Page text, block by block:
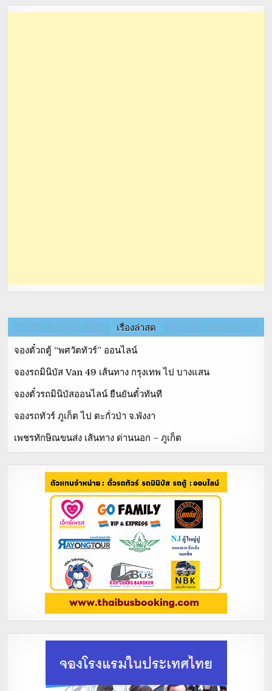
เรื่องล่าสุด
จองตั๋วถตู้ “พศวัตทัวร์” ออนไลน์
จองรถมินิบัส Van 49 เส้นทาง กรุงเทพ ไป บางแสน
จองตั๋วรถมินิบัสออนไลน์ ยืนยันตั๋วทันที
จองรถทัวร์ ภูเก็ต ไป ตะกั่วป่า จ.พังงา
เพชรทักษิณขนส่ง เส้นทาง ด่านนอก – ภูเก็ต